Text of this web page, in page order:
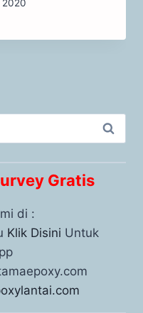
2020
Gratis
di :
Klik Disini Untuk